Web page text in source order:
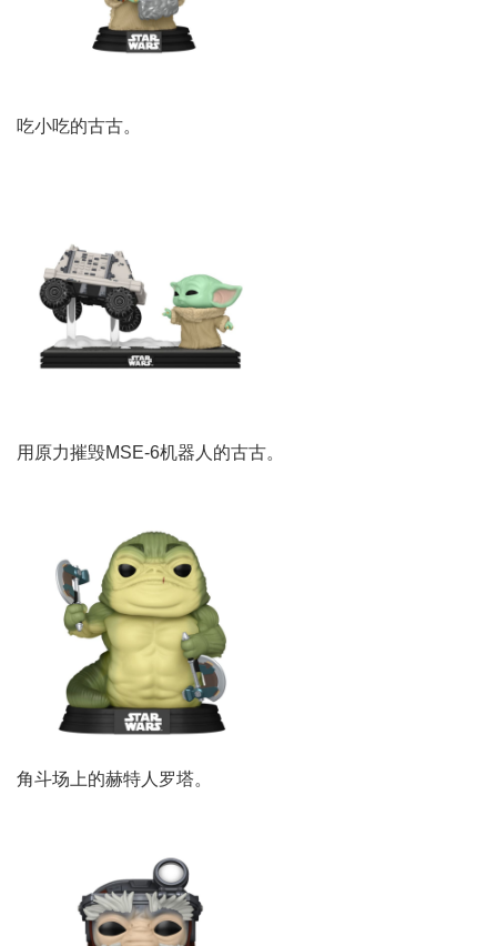
吃小吃的古古。
用原力摧毁MSE-6机器人的古古。
角斗场上的赫特人罗塔。